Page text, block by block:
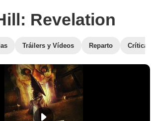
Revelation
Tráilers y Vídeos Reparto Críticas